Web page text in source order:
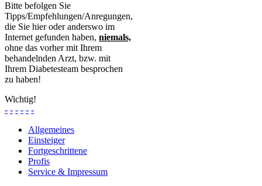
Bitte befolgen Sie
Tipps/Empfehlungen/Anregungen,
die Sie hier oder anderswo im
Internet gefunden haben, niemals,
ohne das vorher mit Ihrem
behandelnden Arzt, bzw. mit
Ihrem Diabetesteam besprochen
zu haben!
Wichtig!
- - - - - -
Allgemeines
Einsteiger
Fortgeschrittene
Profis
Service & Impressum